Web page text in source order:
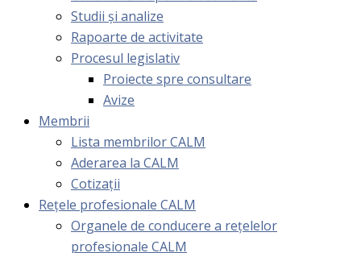
Studii și analize
Rapoarte de activitate
Procesul legislativ
Proiecte spre consultare
Avize
Membrii
Lista membrilor CALM
Aderarea la CALM
Cotizaţii
Rețele profesionale CALM
Organele de conducere a rețelelor
profesionale CALM